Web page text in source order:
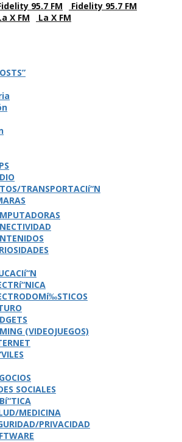
Fidelity 95.7 FM
La X FM
TRANSPORTACIí“N
(VIDEOJUEGOS)
SOCIALES
MEDICINA
PRIVACIDAD